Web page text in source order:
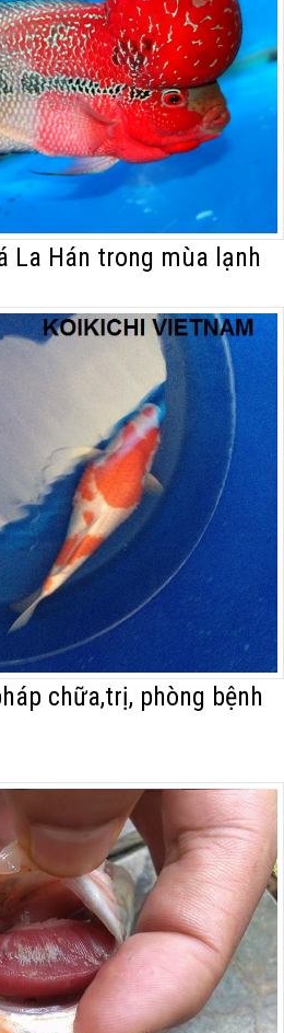
La Hán trong mùa lạnh
chữa,trị, phòng bệnh